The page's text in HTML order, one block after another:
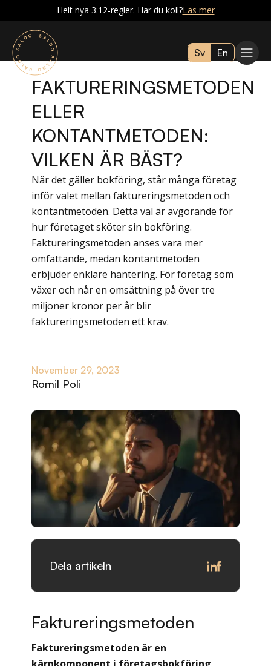
Helt nya 3:12-regler. Har du koll?Läs mer
Sv En
FAKTURERINGSMETODEN
ELLER
KONTANTMETODEN:
VILKEN ÄR BÄST?
När det gäller bokföring, står många företag
inför valet mellan faktureringsmetoden och
kontantmetoden. Detta val är avgörande för
hur företaget sköter sin bokföring.
Faktureringsmetoden anses vara mer
omfattande, medan kontantmetoden
erbjuder enklare hantering. För företag som
växer och når en omsättning på över tre
miljoner kronor per år blir
faktureringsmetoden ett krav.
November 29, 2023
Romil Poli
Faktureringsmetoden
Faktureringsmetoden är en
Dela artikeln